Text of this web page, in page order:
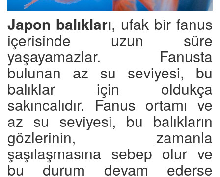
Japon balıkları, ufak bir fanus
içerisinde uzun süre
yaşayamazlar. Fanusta
bulunan az su seviyesi, bu
balıklar için oldukça
sakıncalıdır. Fanus ortamı ve
az su seviyesi, bu balıkların
gözlerinin, zamanla
şaşılaşmasına sebep olur ve
bu durum devam ederse